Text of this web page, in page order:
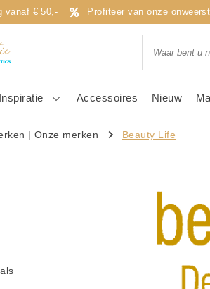
vanaf € 50,- Profiteer van onze
Inspiratie Accessoires Nieuw
|Onze merken Beauty Life